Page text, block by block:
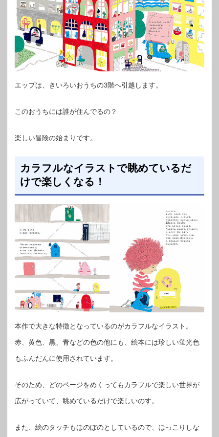
エップは、きいろいおうちの3階へ引越します。
このおうちには誰が住んでるの？
楽しい冒険の始まりです。
カラフルなイラストで眺めているだ
けで楽しくなる！
本作で大きな特徴となっているのがカラフルなイラスト。
赤、黄色、黒、青などの色の他にも、絵本には珍しい蛍光色
もふんだんに使用されています。
そのため、どのページをめくってもカラフルで楽しい世界が
広がっていて、眺めているだけで楽しいのす。
また、絵のタッチもほのぼのとしているので、ほっこりしな